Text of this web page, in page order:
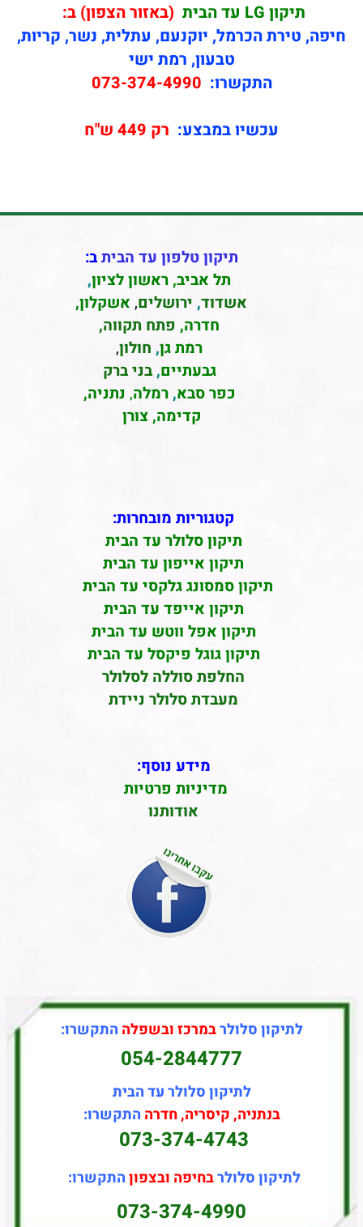
תיקון LG עד הבית
(באזור הצפון) ב:
חיפה, טירת הכרמל, יוקנעם, עתלית, נשר, קריות,
טבעון, רמת ישי
התקשרו: 073-374-4990
עכשיו במבצע: רק 449 ש"ח
תיקון טלפון עד הביתב:
תל אביב, ראשון לציון,
אשדוד, ירושלים, אשקלון,
חדרה, פתח תקווה,
רמת גן, חולון,
גבעתיים,בני ברק
כפר סבא,רמלה, נתניה,
קדימה, צורן
קטגוריות מובחרות:
תיקון סלולר עד הבית
תיקון אייפון עד הבית
תיקון סמסונג גלקסי עד הבית
תיקון אייפד עד הבית
תיקון אפל ווטש עד הבית
תיקון גוגל פיקסל עד הבית
החלפת סוללה לסלולר
מעבדת סלולר ניידת
מידע נוסף:
מדיניות פרטיות
אודותנו
לתיקון סלולרבמרכז ובשפלה התקשרו:
054-2844777
לתיקון סלולר עד הבית
בנתניה, קיסריה, חדרה התקשרו:
073-374-4743
לתיקון סלולרבחיפה ובצפוןהתקשרו:
073-374-4990